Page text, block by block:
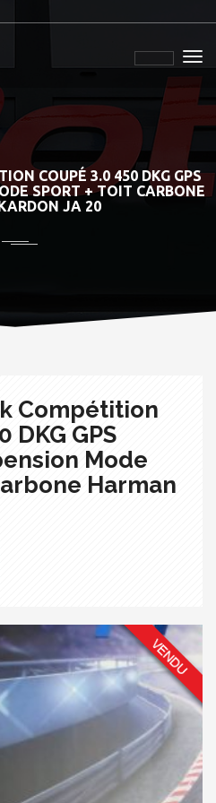
COUPÉ 3.0 450 DKG GPS
SPORT + TOIT CARBONE
JA 20
Compétition
DKG GPS
Mode
Harman